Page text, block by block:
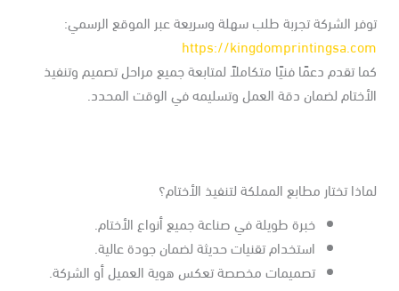
الشركة تجربة طلب سهلة وسريعة عبر الموقع الرسمي:
https://
تقدم دعمًا فنيًا متكاملاً لمتابعة جميع مراحل تصميم وتنفيذ
لضمان دقة العمل وتسليمه في الوقت المحدد.
تختار مطابع المملكة لتنفيذ الأختام؟
خبرة طويلة في صناعة جميع أنواع الأختام.
استخدام تقنيات حديثة لضمان جودة عالية.
تصميمات مخصصة تعكس هوية العميل أو الشركة.